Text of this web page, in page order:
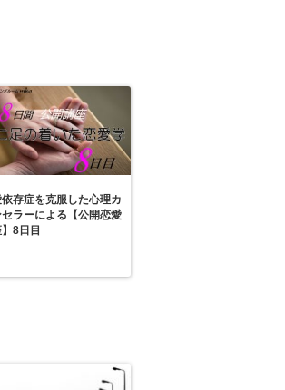
存症を克服した心理カ
ラーによる【公開恋愛
8日目